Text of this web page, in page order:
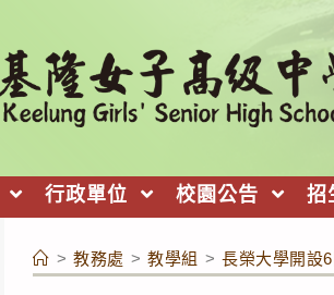
行政單位 校園公告 招
> 教務處 > 教學組 > 長榮大學開設